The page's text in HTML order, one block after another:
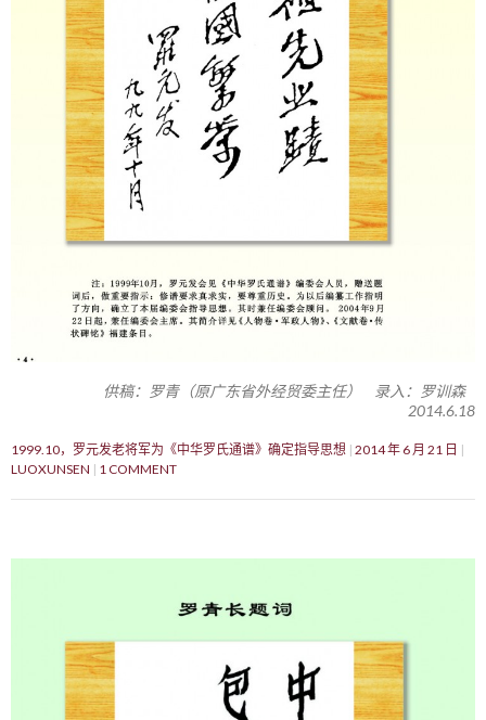
供稿：罗青（原广东省外经贸委主任） 录入：罗训森
2014.6.18
1999.10，罗元发老将军为《中华罗氏通谱》确定指导思想 2014 年 6 月 21 日
LUOXUNSEN
1 COMMENT